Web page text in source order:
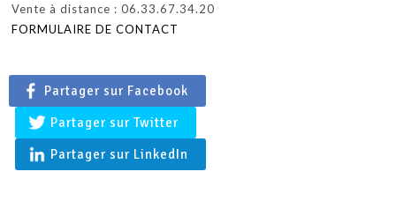
Vente à distance : 06.33.67.34.20
FORMULAIRE DE CONTACT
Partager sur Facebook
Partager sur Twitter
Partager sur LinkedIn